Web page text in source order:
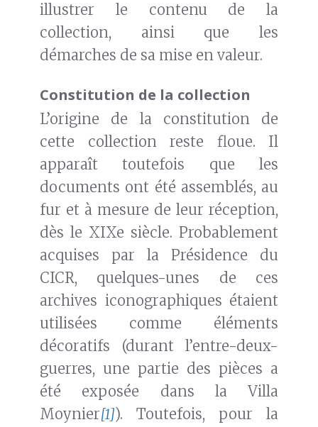
illustrer le contenu de la
collection, ainsi que les
démarches de sa mise en valeur.
Constitution de la collection
L’origine de la constitution de
cette collection reste floue. Il
apparaît toutefois que les
documents ont été assemblés, au
fur et à mesure de leur réception,
dès le XIXe siècle. Probablement
acquises par la Présidence du
CICR, quelques-unes de ces
archives iconographiques étaient
utilisées comme éléments
décoratifs (durant l’entre-deux-
guerres, une partie des pièces a
été exposée dans la Villa
Moynier[1]). Toutefois, pour la